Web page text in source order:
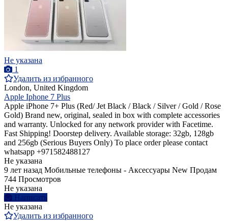
Не указана
1
Удалить из избранного
London, United Kingdom
Apple Iphone 7 Plus
Apple iPhone 7+ Plus (Red/ Jet Black / Black / Silver / Gold / Rose
Gold) Brand new, original, sealed in box with complete accessories
and warranty. Unlocked for any network provider with Facetime.
Fast Shipping! Doorstep delivery. Available storage: 32gb, 128gb
and 256gb (Serious Buyers Only) To place order please contact
whatsapp +971582488127
Не указана
9 лет назад Мобильные телефоны - Аксессуары New Продам
744 Просмотров
Не указана
Написать
Не указана
Удалить из избранного